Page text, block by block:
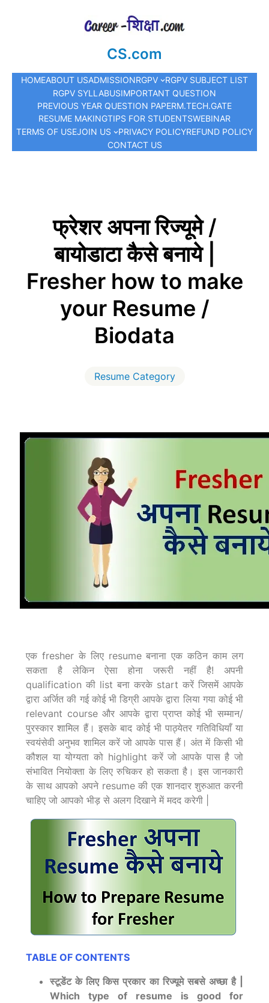
CS.com
HOMEABOUT USADMISSIONRGPV
RGPV SUBJECT LIST
RGPV SYLLABUSIMPORTANT QUESTION
PREVIOUS YEAR QUESTION PAPERM.TECH.GATE
RESUME MAKINGTIPS FOR STUDENTSWEBINAR
TERMS OF USEJOIN US PRIVACY POLICYREFUND POLICY
CONTACT US
फ्रेशर अपना रिज्यूमे /
बायोडाटा कैसे बनाये |
Fresher how to make
your Resume /
Biodata
Resume Category
एक fresher के लिए resume बनाना एक कठिन काम लग
सकता है लेकिन ऐसा होना जरूरी नहीं है! अपनी
qualification की list बना करके start करें जिसमें आपके
द्वारा अर्जित की गई कोई भी डिग्री आपके द्वारा लिया गया कोई भी
relevant course और आपके द्वारा प्राप्त कोई भी सम्मान/
पुरस्कार शामिल हैं। इसके बाद कोई भी पाठ्येतर गतिविधियाँ या
स्वयंसेवी अनुभव शामिल करें जो आपके पास हैं। अंत में किसी भी
कौशल या योग्यता को highlight करें जो आपके पास है जो
संभावित नियोक्ता के लिए रुचिकर हो सकता है। इस जानकारी
के साथ आपको अपने resume की एक शानदार शुरुआत करनी
चाहिए जो आपको भीड़ से अलग दिखाने में मदद करेगी |
TABLE OF CONTENTS
स्टूडेंट के लिए किस प्रकार का रिज्यूमे सबसे अच्छा है |
Which type of resume is good for